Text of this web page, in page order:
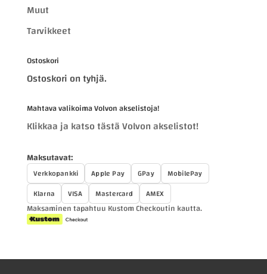
Muut
Tarvikkeet
Ostoskori
Ostoskori on tyhjä.
Mahtava valikoima Volvon akselistoja!
Klikkaa ja katso tästä Volvon akselistot!
Maksutavat:
Verkkopankki Apple Pay GPay
MobilePay
Klarna
VISA Mastercard AMEX
Maksaminen tapahtuu Kustom Checkoutin kautta.